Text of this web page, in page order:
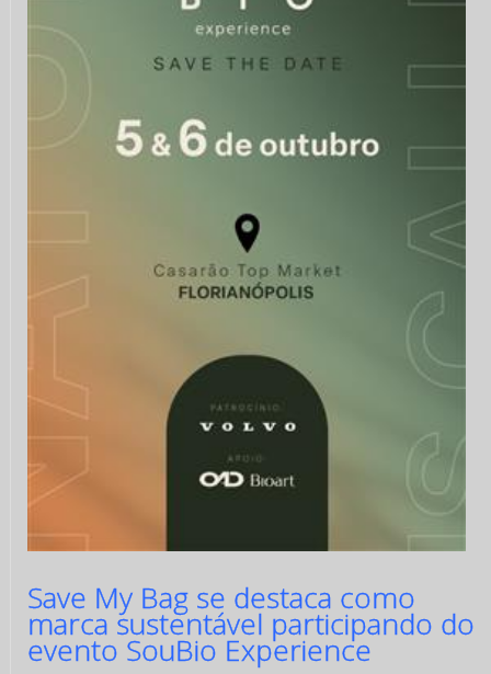
Save My Bag se destaca como
marca sustentável participando do
evento SouBio Experience